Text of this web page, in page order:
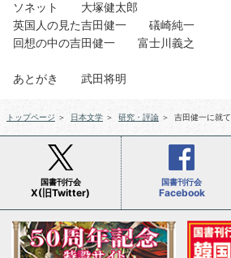
ソネット 大塚健太郎
英国人の見た吉田健一 礒崎純一
回想の中の吉田健一 富士川義之
あとがき 武田将明
トップページ ＞ 日本文学 ＞ 研究・評論 ＞ 吉田健一に就て
国書刊行会
X(旧Twitter)
国書刊行会
Facebook